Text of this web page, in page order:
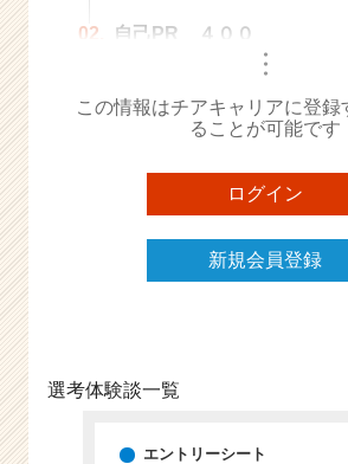
C
e
e
02.
自己PR ４００
・・・
この情報はチアキャリアに登録
ることが可能です
ログイン
新規会員登録
選考体験談一覧
エントリーシート